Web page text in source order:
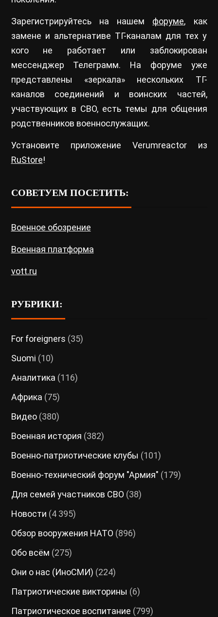
Зарегистрируйтесь на нашем форуме, как
замене и альтернативе ТГ-каналам для тех у
кого не работает или заблокирован
мессенджер Телеграмм. На форуме уже
представлены «зеркала» нескольких ТГ-
каналов соединений и воинских частей,
участвующих в СВО, есть темы для общения
родственников военнослужащих.
Установите приложение Verumreactor из
RuStore!
СОВЕТУЕМ ПОСЕТИТЬ:
Военное обозрение
Военная платформа
vott.ru
РУБРИКИ:
For foreigners (35)
Suomi (10)
Аналитика (116)
Африка (75)
Видео(380)
Военная история (382)
Военно-патриотические клубы (101)
Военно-технический форум "Армия" (179)
Для семей участников СВО (38)
Новости (4 395)
Обзор вооружения НАТО (896)
Обо всём (275)
Они о нас (ИноСМИ) (224)
Патриотические викторины (6)
Патриотическое воспитание (799)